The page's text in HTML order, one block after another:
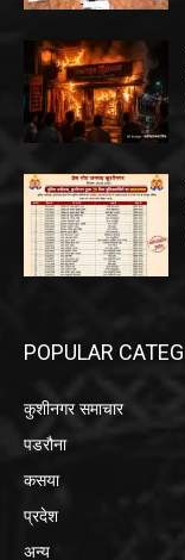
POPULAR
कुशीनगर समाचार
पडरौना
कसया
प्रदेश
अन्य